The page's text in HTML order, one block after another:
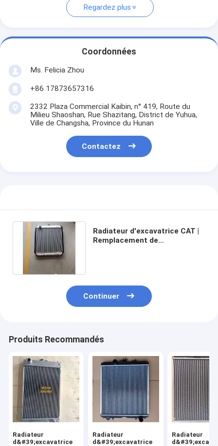
Regardez plus
Coordonnées
Ms. Felicia Zhou
+86 17873657316
2332 Plaza Commercial Kaibin, n° 419, Route du
Milieu Shaoshan, Rue Shazitang, District de Yuhua,
Ville de Changsha, Province du Hunan
Contactez
Radiateur d'excavatrice CAT |
Remplacement de
Continuer
Produits Recommandés
Radiateur
d&#39;excavatrice
Radiateur
d&#39;excavatrice
Radiateur